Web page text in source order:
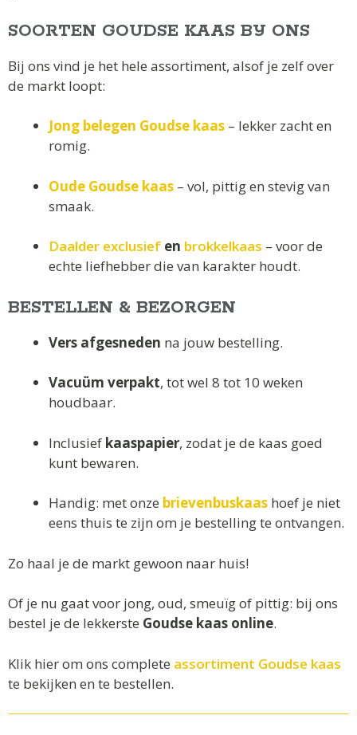
SOORTEN GOUDSE KAAS BIJ ONS
Bij ons vind je het hele assortiment, alsof je zelf over
de markt loopt:
Jong belegen Goudse kaas – lekker zacht en
romig.
Oude Goudse kaas – vol, pittig en stevig van
smaak.
Daalder exclusief en brokkelkaas – voor de
echte liefhebber die van karakter houdt.
BESTELLEN & BEZORGEN
Vers afgesneden na jouw bestelling.
Vacuüm verpakt, tot wel 8 tot 10 weken
houdbaar.
Inclusief kaaspapier, zodat je de kaas goed
kunt bewaren.
Handig: met onze brievenbuskaas hoef je niet
eens thuis te zijn om je bestelling te ontvangen.
Zo haal je de markt gewoon naar huis!
Of je nu gaat voor jong, oud, smeuïg of pittig: bij ons
bestel je de lekkerste Goudse kaas online.
Klik hier om ons complete assortiment Goudse kaas
te bekijken en te bestellen.